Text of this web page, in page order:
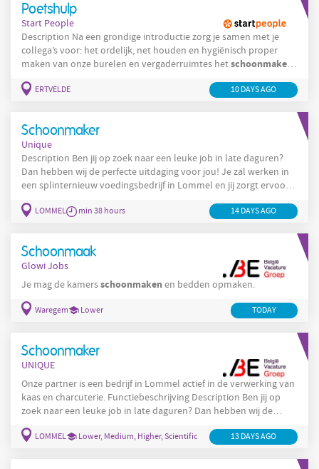
Poetshulp
Start People
Description Na een grondige introductie zorg je samen met je
collega’s voor: het ordelijk, net houden en hygiënisch proper
maken van onze burelen en vergaderruimtes hetschoonmaken
vergaderruimtes, keuken en sanitaire ruimtes Company Onze
ERTVELDE 10 DAYS AGO
Schoonmaker
Unique
Description Ben jij op zoek naar een leuke job in late daguren?
Dan hebben wij de perfecte uitdaging voor jou! Je zal werken in
een splinternieuw voedingsbedrijf in Lommel en jij zorgt ervoor
voor een nette en hygiënische werkomgeving Je neemt stof af,
LOMMEL min 38 hours 14 DAYS AGO
Schoonmaak
Glowi Jobs
Je mag de kamersschoonmaken en bedden opmaken.
Waregem Lower TODAY
Schoonmaker
UNIQUE
Onze partner is een bedrijf in Lommel actief in de verwerking van
kaas en charcuterie. Functiebeschrijving Description Ben jij op
zoek naar een leuke job in late daguren? Dan hebben wij de
perfecte uitdaging voor jou! Je zal werken in een splinternieuw
voedingsbedrijf in Lommel en jij zorgt ervoor dat alles blinkend
LOMMEL Lower, Medium, Higher, Scientific 13 DAYS AGO